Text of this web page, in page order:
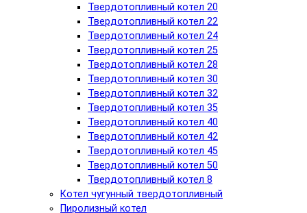
Твердотопливный котел 20
Твердотопливный котел 22
Твердотопливный котел 24
Твердотопливный котел 25
Твердотопливный котел 28
Твердотопливный котел 30
Твердотопливный котел 32
Твердотопливный котел 35
Твердотопливный котел 40
Твердотопливный котел 42
Твердотопливный котел 45
Твердотопливный котел 50
Твердотопливный котел 8
Котел чугунный твердотопливный
Пиролизный котел